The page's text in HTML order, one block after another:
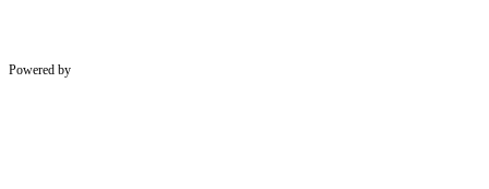
Powered by